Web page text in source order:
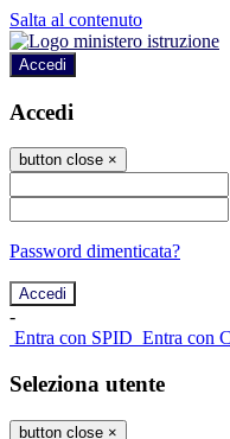
Salta al contenuto
Accedi
Accedi
button close ×
Password dimenticata?
-
Entra con SPID Entra con
Seleziona utente
button close ×